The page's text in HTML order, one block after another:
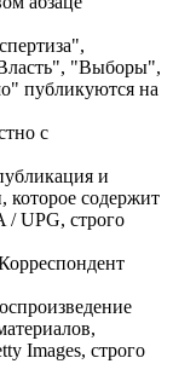
"Выборы",
публикуются на
с
и
которое содержит
/ UPG, строго
Images, строго